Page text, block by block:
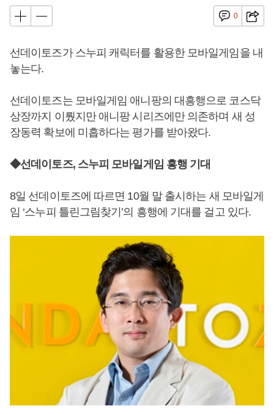
0
선데이토즈가 스누피 캐릭터를 활용한 모바일게임을 내
놓는다.
선데이토즈는 모바일게임 애니팡의 대흥행으로 코스닥
상장까지 이뤘지만 애니팡 시리즈에만 의존하며 새 성
장동력 확보에 미흡하다는 평가를 받아왔다.
◆선데이토즈, 스누피 모바일게임 흥행 기대
8일 선데이토즈에 따르면 10월 말 출시하는 새 모바일게
임 ‘스누피 틀린그림찾기’의 흥행에 기대를 걸고 있다.